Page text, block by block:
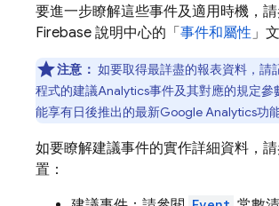
要進一步瞭解這些事件及適用時機，
Firebase 說明中心的「 事件和屬性」
注意： 如要取得最詳盡的報表資料，請
程式的建議Analytics事件及其對應的規定參
能享有日後推出的最新Google Analytics功能
如要瞭解建議事件的實作詳細資料，
置：